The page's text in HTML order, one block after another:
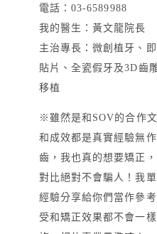
電話：03-6589988
我的醫生：黃文龍院長
主治專長：微創植牙、
貼片、全瓷假牙及3D齒
移植
※雖然是和SOV的合作
和成效都是真實經驗無
齒，我也真的想要矯正
對比絕對不會騙人！我
經驗分享給你們當作參
受和矯正效果都不會一